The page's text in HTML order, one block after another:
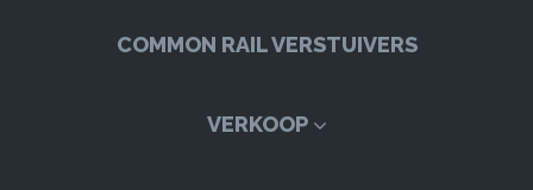
COMMON RAIL VERSTUIVERS
VERKOOP